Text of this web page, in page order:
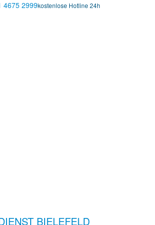
4675 2999kostenlose Hotline 24h
BIELEFELD